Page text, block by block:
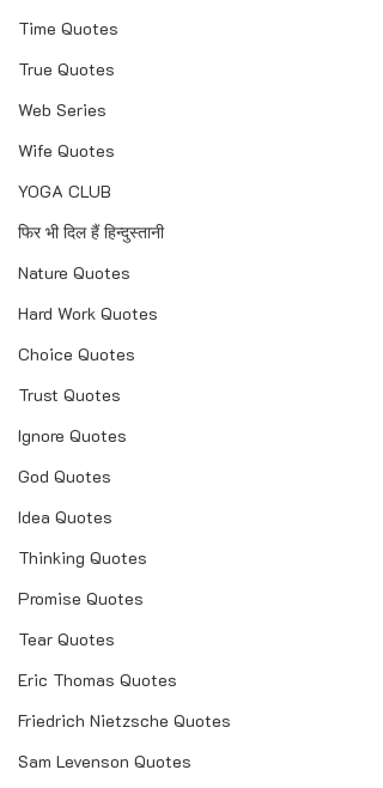
Time Quotes
True Quotes
Web Series
Wife Quotes
YOGA CLUB
फिर भी दिल हैं हिन्दुस्तानी
Nature Quotes
Hard Work Quotes
Choice Quotes
Trust Quotes
Ignore Quotes
God Quotes
Idea Quotes
Thinking Quotes
Promise Quotes
Tear Quotes
Eric Thomas Quotes
Friedrich Nietzsche Quotes
Sam Levenson Quotes